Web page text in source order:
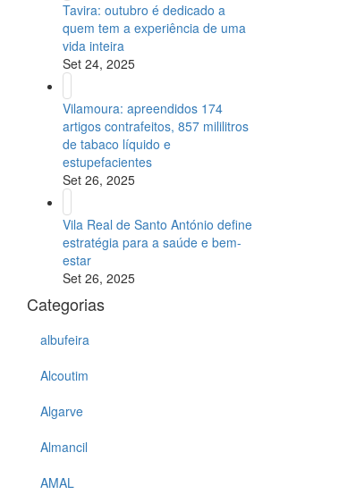
Tavira: outubro é dedicado a
quem tem a experiência de uma
vida inteira
Set 24, 2025
Vilamoura: apreendidos 174
artigos contrafeitos, 857 mililitros
de tabaco líquido e
estupefacientes
Set 26, 2025
Vila Real de Santo António define
estratégia para a saúde e bem-
estar
Set 26, 2025
Categorias
albufeira
Alcoutim
Algarve
Almancil
AMAL